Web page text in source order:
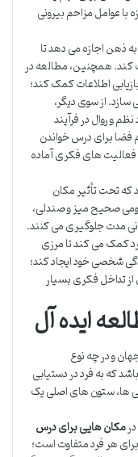
عوامل مزاحم بیرونی
ذهن اجازه می دهد تا
کند. همچنین، مطالعه در
اطلاعات کمک کند؛
از سوی دیگر،
و روال در فرآیند
فضا برای درس خواندن
های فکری آماده
تحت تأثیر مکان
صحیح میز و صندلی،
مدت جلوگیری می کنند.
کمک می کند تا مرزی
شخصی خود ایجاد کند؛
تداخل فکری بسیار
ایده آل
و در چه نوع
که به فرد در دستیابی
ها، ستون های اصلی یک
مکان هایی برای درس
هر فرد متفاوت است؛